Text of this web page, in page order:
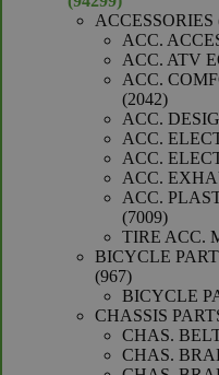
producten
ACCESSORIES
ACC.
ACC. ATV
ACC.
20422042
ACC.
ACC.
ACC.
ACC.
ACC.
70097009
TIRE ACC.
BICYCLE
967967
producten
BICYCLE
CHASSIS
CHAS.
CHAS.